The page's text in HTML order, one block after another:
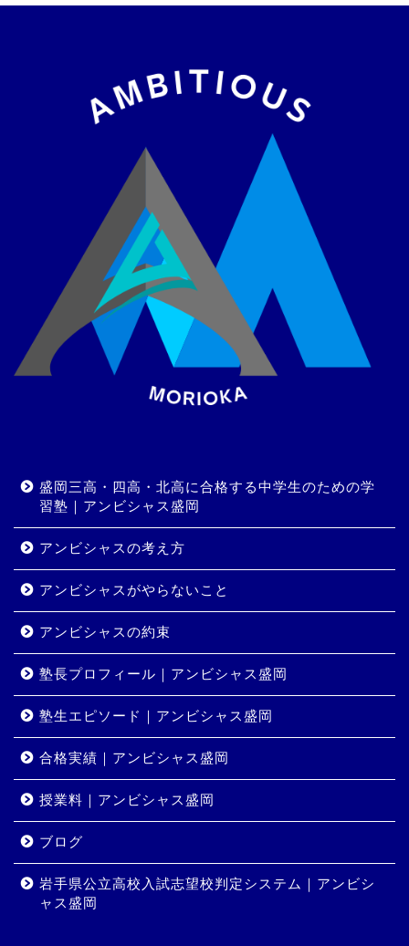
盛岡三高・四高・北高に合格する中学生のための学
習塾｜アンビシャス盛岡
アンビシャスの考え方
アンビシャスがやらないこと
アンビシャスの約束
塾長プロフィール｜アンビシャス盛岡
塾生エピソード｜アンビシャス盛岡
合格実績｜アンビシャス盛岡
授業料｜アンビシャス盛岡
ブログ
岩手県公立高校入試志望校判定システム｜アンビシ
ャス盛岡
コース・料金